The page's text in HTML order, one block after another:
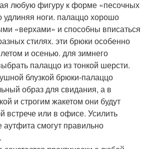
любую фигуру к форме «песочных
удлиняя ноги. палаццо хорошо
«верхами» и способны вписаться
стилях. эти брюки особенно
и осенью. для зимнего
палаццо из тонкой шерсти.
блузкой брюки-палаццо
образ для свидания, а в
и строгим жакетом они будут
встрече или в офисе. Усилить
смогут правильно